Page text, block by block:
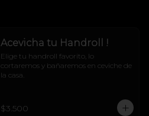
Acevicha tu Handroll !
Elige tu handroll favorito, lo
cortaremos y bañaremos en ceviche de
la casa.
$3.500